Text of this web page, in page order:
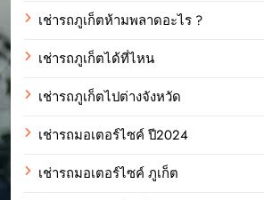
เช่ารถภูเก็ตห้ามพลาดอะไร ?
เช่ารถภูเก็ตได้ที่ไหน
เช่ารถภูเก็ตไปต่างจังหวัด
เช่ารถมอเตอร์ไซค์ ปี2024
เช่ารถมอเตอร์ไซค์ ภูเก็ต